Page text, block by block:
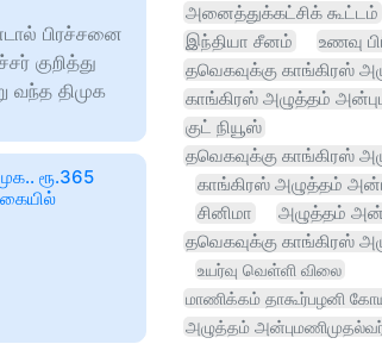
பிரச்சனை
குறித்து
வந்த திமுக
ரூ.365
அனைத்துக்கட்சிக் கூட்டம்
இந்தியா சீனம்
உணவு
தவெகவுக்கு காங்கிரஸ்
காங்கிரஸ் அழுத்தம்
குட் நியூஸ்
தவெகவுக்கு காங்கிரஸ்
காங்கிரஸ் அழுத்தம்
சினிமா
அழுத்தம்
தவெகவுக்கு காங்கிரஸ்
உயர்வு வெள்ளி விலை
மாணிக்கம் தாகூர்பழனி
அழுத்தம்